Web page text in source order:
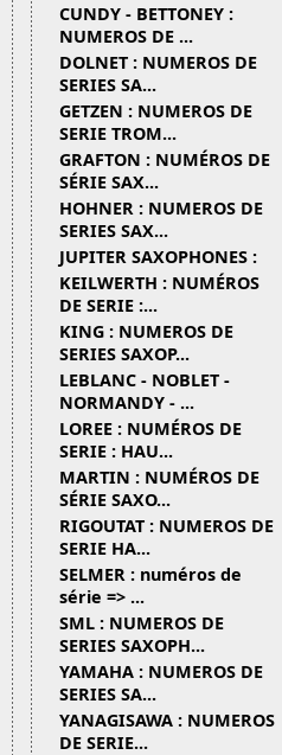
CUNDY - BETTONEY :
NUMEROS DE ...
DOLNET : NUMEROS DE
SERIES SA...
GETZEN : NUMEROS DE
SERIE TROM...
GRAFTON : NUMÉROS DE
SÉRIE SAX...
HOHNER : NUMEROS DE
SERIES SAX...
JUPITER SAXOPHONES :
KEILWERTH : NUMÉROS
DE SERIE :...
KING : NUMEROS DE
SERIES SAXOP...
LEBLANC - NOBLET -
NORMANDY - ...
LOREE : NUMÉROS DE
SERIE : HAU...
MARTIN : NUMÉROS DE
SÉRIE SAXO...
RIGOUTAT : NUMEROS DE
SERIE HA...
SELMER : numéros de
série => ...
SML : NUMEROS DE
SERIES SAXOPH...
YAMAHA : NUMEROS DE
SERIES SA...
YANAGISAWA : NUMEROS
DE SERIE...